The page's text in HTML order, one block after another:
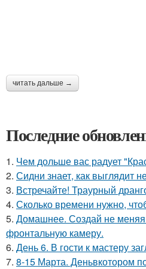
читать дальше →
Последние
1. Чем дольше вас радует
2. Сидни знает, как выглядит
3. Встречайте! Траурный
4. Сколько времени нужно,
5. Домашнее. Создай не
фронтальную камеру.
6. День 6. В гости к мастеру
7. 8-15 Марта. Деньвкотором